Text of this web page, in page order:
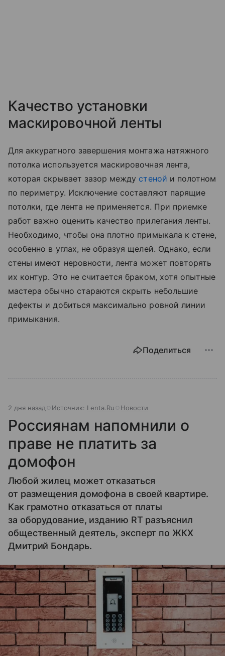
Качество установки
маскировочной ленты
Для аккуратного завершения монтажа натяжного
потолка используется маскировочная лента,
которая скрывает зазор между стеной и полотном
по периметру. Исключение составляют парящие
потолки, где лента не применяется. При приемке
работ важно оценить качество прилегания ленты.
Необходимо, чтобы она плотно примыкала к стене,
особенно в углах, не образуя щелей. Однако, если
стены имеют неровности, лента может повторять
их контур. Это не считается браком, хотя опытные
мастера обычно стараются скрыть небольшие
дефекты и добиться максимально ровной линии
примыкания.
Поделиться
2 дня назад Источник: Lenta.Ru Новости
Россиянам напомнили о
праве не платить за
домофон
Любой жилец может отказаться
от размещения домофона в своей квартире.
Как грамотно отказаться от платы
за оборудование, изданию RT разъяснил
общественный деятель, эксперт по ЖКХ
Дмитрий Бондарь.